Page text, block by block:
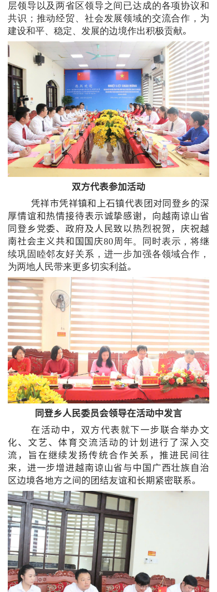
层领导以及两省区领导之间已达成的各项协议和
共识；推动经贸、社会发展领域的交流合作，为
建设和平、稳定、发展的边境作出积极贡献。
双方代表参加活动
凭祥市凭祥镇和上石镇代表团对同登乡的深
厚情谊和热情接待表示诚挚感谢，向越南谅山省
同登乡党委、政府及人民致以热烈祝贺，庆祝越
南社会主义共和国国庆80周年。同时表示，将继
续巩固睦邻友好关系，进一步加强各领域合作，
为两地人民带来更多切实利益。
同登乡人民委员会领导在活动中发言
在活动中，双方代表就下一步联合举办文
化、文艺、体育交流活动的计划进行了深入交
流，旨在继续发扬传统合作关系，推进民间往
来，进一步增进越南谅山省与中国广西壮族自治
区边境各地方之间的团结友谊和长期紧密联系。